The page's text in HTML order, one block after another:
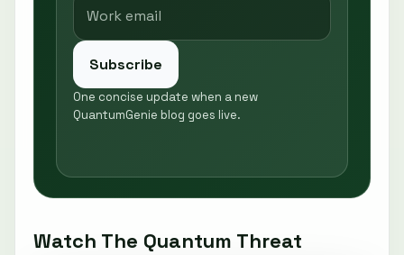
Subscribe
One concise update when a new
QuantumGenie blog goes live.
Watch The Quantum Threat